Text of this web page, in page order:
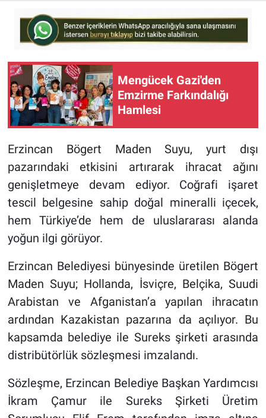
Mengücek Gazi'den
Emzirme Farkındalığı
Hamlesi
Erzincan Bögert Maden Suyu, yurt dışı
pazarındaki etkisini artırarak ihracat ağını
genişletmeye devam ediyor. Coğrafi işaret
tescil belgesine sahip doğal mineralli içecek,
hem Türkiye’de hem de uluslararası alanda
yoğun ilgi görüyor.
Erzincan Belediyesi bünyesinde üretilen Bögert
Maden Suyu; Hollanda, İsviçre, Belçika, Suudi
Arabistan ve Afganistan’a yapılan ihracatın
ardından Kazakistan pazarına da açılıyor. Bu
kapsamda belediye ile Sureks şirketi arasında
distribütörlük sözleşmesi imzalandı.
Sözleşme, Erzincan Belediye Başkan Yardımcısı
İkram Çamur ile Sureks Şirketi Üretim